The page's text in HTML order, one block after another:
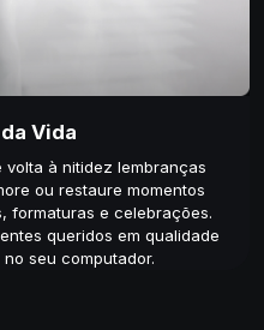
Vida
à nitidez lembranças
ou restaure momentos
formaturas e celebrações.
queridos em qualidade
seu computador.